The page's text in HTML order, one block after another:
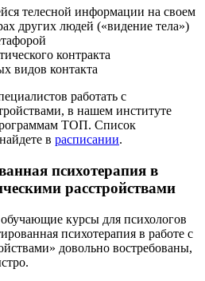
телесной информации на своем
других людей («видение тела»)
контракта
видов контакта
работать с
в нашем институте
ТОП. Список
в расписании.
психотерапия в
расстройствами
курсы для психологов
психотерапия в работе с
довольно востребованы,